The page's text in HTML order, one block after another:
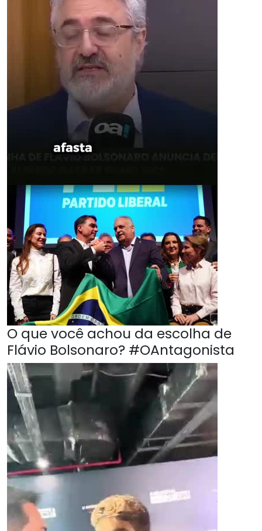
O que você achou da escolha de
Flávio Bolsonaro? #OAntagonista